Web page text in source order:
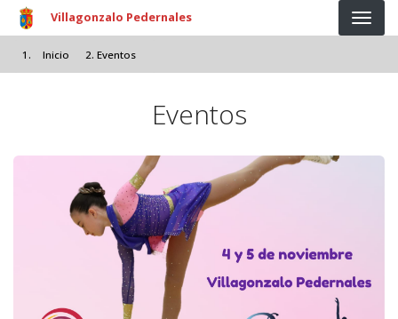
Pasar al contenido principal
Villagonzalo Pedernales
Inicio Eventos
Eventos